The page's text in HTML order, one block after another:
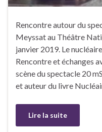
Rencontre autour du
Meyssat au Théâtre
janvier 2019. Le
Rencontre et échanges
scène du spectacle 20
et auteur du livre
Lire la suite